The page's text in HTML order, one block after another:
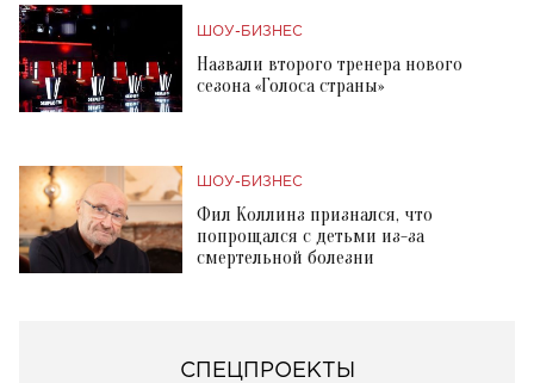
ШОУ-БИЗНЕС
Назвали второго тренера нового
сезона «Голоса страны»
ШОУ-БИЗНЕС
Фил Коллинз признался, что
попрощался с детьми из-за
смертельной болезни
СПЕЦПРОЕКТЫ